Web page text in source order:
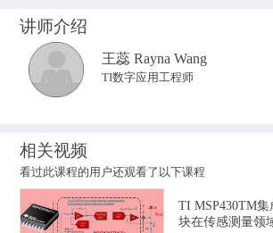
讲师介绍
王蕊 Rayna Wang
TI数字应用工程师
相关视频
看过此课程的用户还观看了以下课程
TI MSP430TM
块在传感测量领